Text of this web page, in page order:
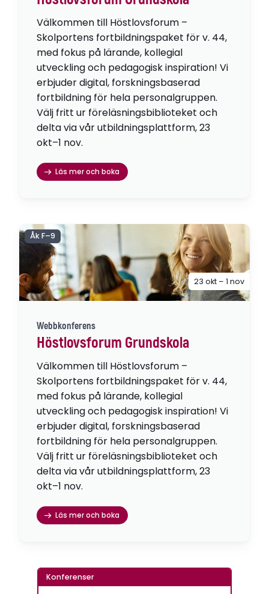
Välkommen till Höstlovsforum –
Skolportens fortbildningspaket för v. 44,
med fokus på lärande, kollegial
utveckling och pedagogisk inspiration! Vi
erbjuder digital, forskningsbaserad
fortbildning för hela personalgruppen.
Välj fritt ur föreläsningsbiblioteket och
delta via vår utbildningsplattform, 23
okt–1 nov.
Läs mer och boka
Webbkonferens
Höstlovsforum Grundskola
Välkommen till Höstlovsforum –
Skolportens fortbildningspaket för v. 44,
med fokus på lärande, kollegial
utveckling och pedagogisk inspiration! Vi
erbjuder digital, forskningsbaserad
fortbildning för hela personalgruppen.
Välj fritt ur föreläsningsbiblioteket och
delta via vår utbildningsplattform, 23
okt–1 nov.
Läs mer och boka
Åk F–9
23 okt – 1 nov
Konferenser